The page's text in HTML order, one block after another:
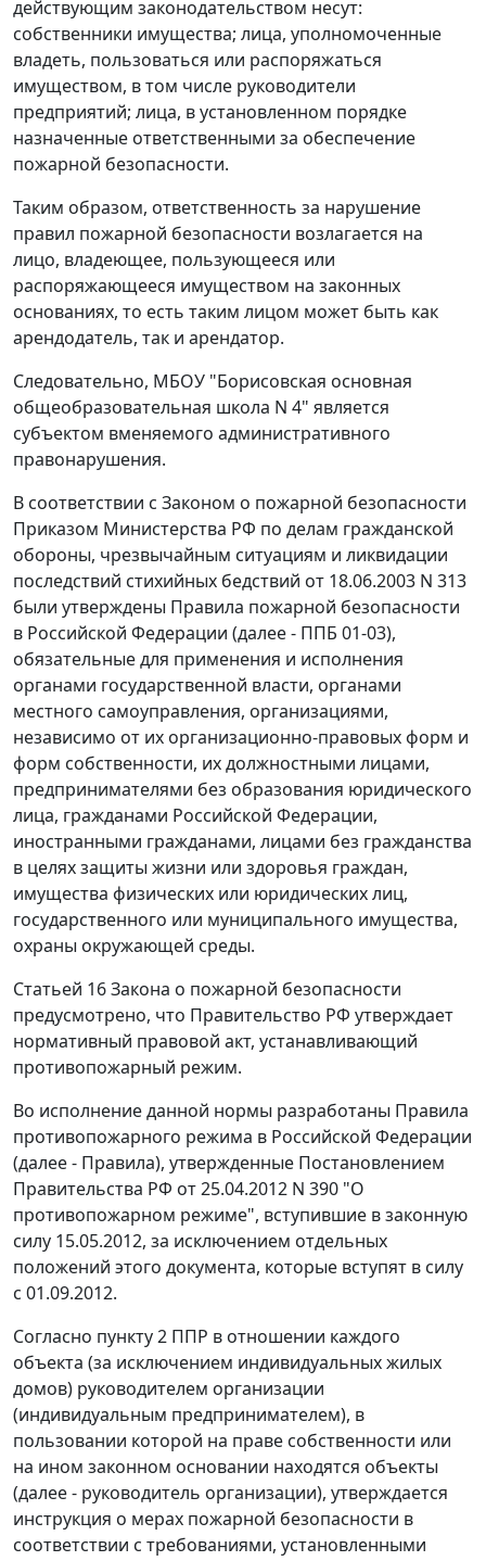
действующим законодательством несут:
собственники имущества; лица, уполномоченные
владеть, пользоваться или распоряжаться
имуществом, в том числе руководители
предприятий; лица, в установленном порядке
назначенные ответственными за обеспечение
пожарной безопасности.
Таким образом, ответственность за нарушение
правил пожарной безопасности возлагается на
лицо, владеющее, пользующееся или
распоряжающееся имуществом на законных
основаниях, то есть таким лицом может быть как
арендодатель, так и арендатор.
Следовательно, МБОУ "Борисовская основная
общеобразовательная школа N 4" является
субъектом вменяемого административного
правонарушения.
В соответствии с Законом о пожарной безопасности
Приказом Министерства РФ по делам гражданской
обороны, чрезвычайным ситуациям и ликвидации
последствий стихийных бедствий от 18.06.2003 N 313
были утверждены Правила пожарной безопасности
в Российской Федерации (далее - ППБ 01-03),
обязательные для применения и исполнения
органами государственной власти, органами
местного самоуправления, организациями,
независимо от их организационно-правовых форм и
форм собственности, их должностными лицами,
предпринимателями без образования юридического
лица, гражданами Российской Федерации,
иностранными гражданами, лицами без гражданства
в целях защиты жизни или здоровья граждан,
имущества физических или юридических лиц,
государственного или муниципального имущества,
охраны окружающей среды.
Статьей 16Закона о пожарной безопасности
предусмотрено, что Правительство РФ утверждает
нормативный правовой акт, устанавливающий
противопожарный режим.
Во исполнение данной нормы разработаны Правила
противопожарного режима в Российской Федерации
(далее - Правила), утвержденные Постановлением
Правительства РФ от 25.04.2012 N 390 "О
противопожарном режиме", вступившие в законную
силу 15.05.2012, за исключением отдельных
положений этого документа, которые вступят в силу
с 01.09.2012.
Согласно пункту 2 ППР в отношении каждого
объекта (за исключением индивидуальных жилых
домов) руководителем организации
(индивидуальным предпринимателем), в
пользовании которой на праве собственности или
на ином законном основании находятся объекты
(далее - руководитель организации), утверждается
инструкция о мерах пожарной безопасности в
соответствии с требованиями, установленными